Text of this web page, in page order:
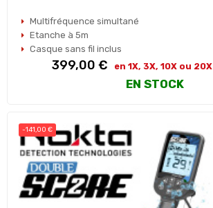
Multifréquence simultané
Etanche à 5m
Casque sans fil inclus
Prix
399,00 € en 1X, 3X, 10X ou 20X
EN STOCK
-141,00 €